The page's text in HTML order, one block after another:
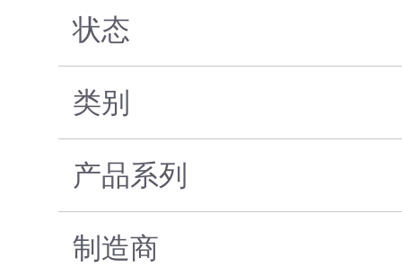
状态
类别
产品系列
制造商